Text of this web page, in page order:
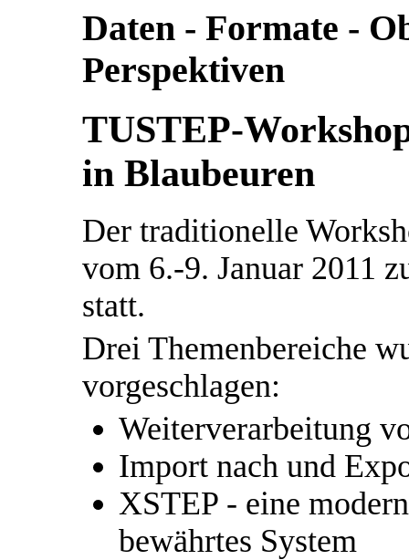
Daten - Formate -
Perspektiven
TUSTEP-
in Blaubeuren
Der traditionelle
vom 6.-9. Januar 2011
statt.
Drei Themenbereiche
vorgeschlagen:
Weiterverarbeitung
Import nach und
XSTEP - eine
bewährtes System